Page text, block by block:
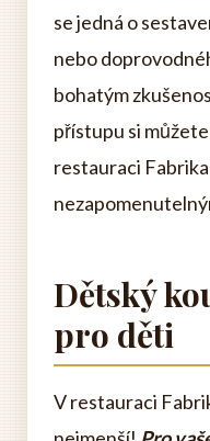
se jedná o
nebo
bohatým
přístupu si
restauraci
Dětský
pro děti
V restauraci